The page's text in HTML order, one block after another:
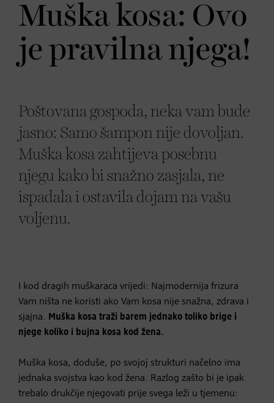
Muška kosa: Ovo
je pravilna njega!
Poštovana gospoda, neka vam bude
jasno: Samo šampon nije dovoljan.
Muška kosa zahtijeva posebnu
njegu kako bi snažno zasjala, ne
ispadala i ostavila dojam na vašu
voljenu.
I kod dragih muškaraca vrijedi: Najmodernija frizura
Vam ništa ne koristi ako Vam kosa nije snažna, zdrava i
sjajna. Muška kosa traži barem jednako toliko brige i
njege koliko i bujna kosa kod žena.
Muška kosa, doduše, po svojoj strukturi načelno ima
jednaka svojstva kao kod žena. Razlog zašto bi je ipak
trebalo drukčije njegovati prije svega leži u tjemenu: